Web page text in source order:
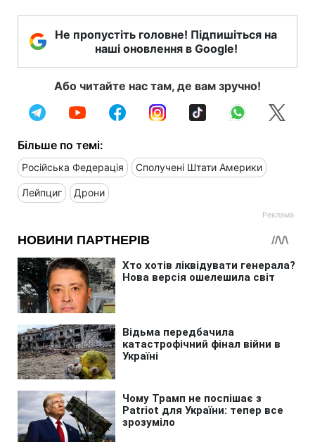
Не пропустіть головне! Підпишіться на
наші оновлення в Google!
Або читайте нас там, де вам зручно!
Більше по темі:
Російська Федерація Сполучені Штати Америки
Лейпциг Дрони